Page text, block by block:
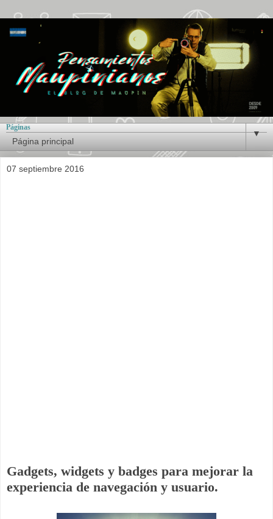
Páginas
▼
07 septiembre 2016
Gadgets, widgets y badges para mejorar la
experiencia de navegación y usuario.